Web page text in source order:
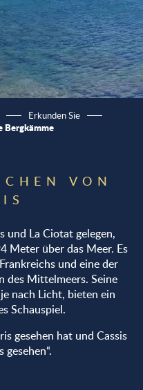
Erkunden Sie
Bergkämme
VON
und La Ciotat gelegen,
Meter über das Meer. Es
und eine der
des Mittelmeers. Seine
nach Licht, bieten ein
Schauspiel.
gesehen hat und Cassis